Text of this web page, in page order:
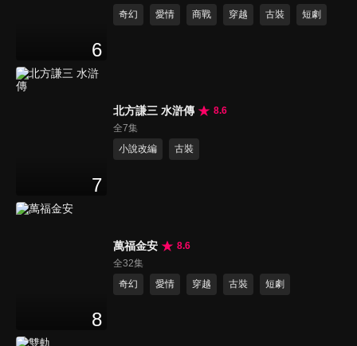
6
奇幻
愛情 商戰 穿越 古裝 短劇
7
北方謙三 水滸傳
8.6
全7集
小說改編
古裝
8
萬福金安
8.6
全32集
奇幻
愛情 穿越 古裝 短劇